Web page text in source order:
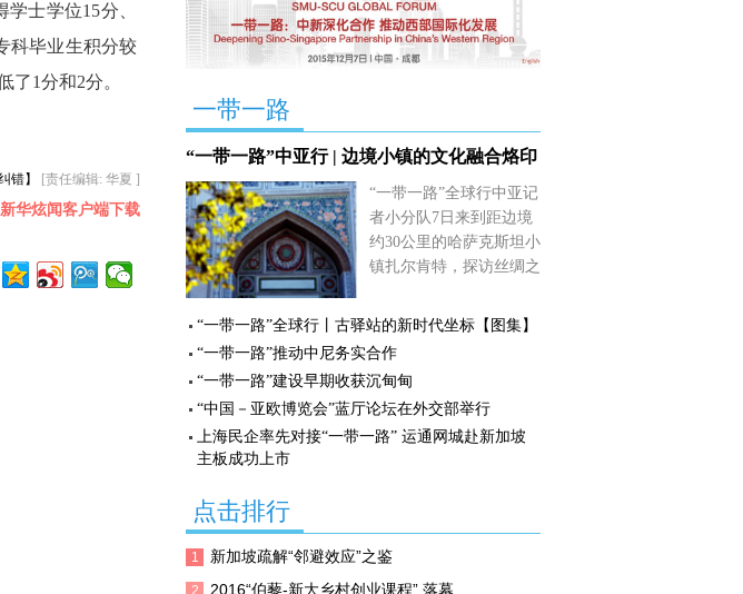
一带一路
“一带一路”中亚行 | 边境小镇的文化融合烙印
“一带一路”全球行中亚记
者小分队7日来到距边境
约30公里的哈萨克斯坦小
镇扎尔肯特，探访丝绸之
“一带一路”全球行丨古驿站的新时代坐标【图集】
“一带一路”推动中尼务实合作
“一带一路”建设早期收获沉甸甸
“中国－亚欧博览会”蓝厅论坛在外交部举行
上海民企率先对接“一带一路” 运通网城赴新加坡
主板成功上市
点击排行
1 新加坡疏解“邻避效应”之鉴
2 2016“伯藜-新大乡村创业课程” 落幕
士学位15分、
科毕业生积分较
1分和2分。
错】 [责任编辑: 华夏 ]
新华炫闻客户端下载